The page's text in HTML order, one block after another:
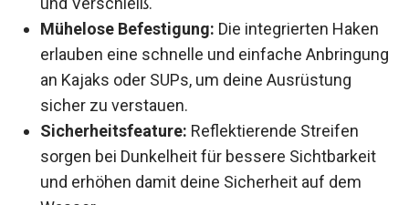
Mühelose Befestigung:
Haken erlauben eine schnelle und einfache
Anbringung an Kajaks oder SUPs, um deine
Ausrüstung sicher zu verstauen.
Sicherheitsfeature:
sorgen bei Dunkelheit für bessere Sichtbarkeit
und erhöhen damit deine Sicherheit auf dem
Wasser.